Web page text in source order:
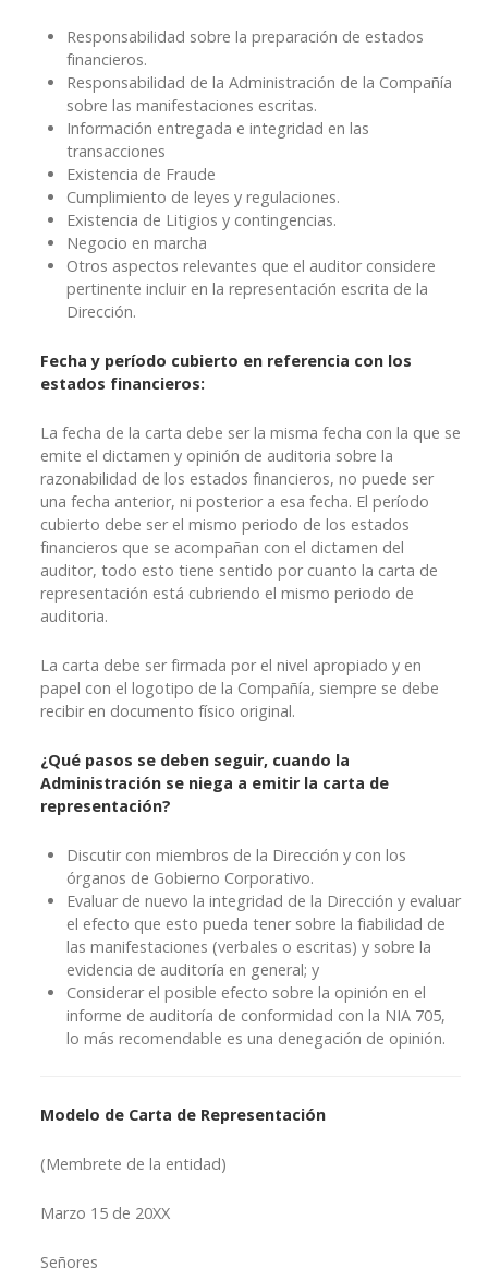
Responsabilidad sobre la preparación de estados
financieros.
Responsabilidad de la Administración de la Compañía
sobre las manifestaciones escritas.
Información entregada e integridad en las
transacciones
Existencia de Fraude
Cumplimiento de leyes y regulaciones.
Existencia de Litigios y contingencias.
Negocio en marcha
Otros aspectos relevantes que el auditor considere
pertinente incluir en la representación escrita de la
Dirección.
Fecha y período cubierto en referencia con los
estados financieros:
La fecha de la carta debe ser la misma fecha con la que se
emite el dictamen y opinión de auditoria sobre la
razonabilidad de los estados financieros, no puede ser
una fecha anterior, ni posterior a esa fecha. El período
cubierto debe ser el mismo periodo de los estados
financieros que se acompañan con el dictamen del
auditor, todo esto tiene sentido por cuanto la carta de
representación está cubriendo el mismo periodo de
auditoria.
La carta debe ser firmada por el nivel apropiado y en
papel con el logotipo de la Compañía, siempre se debe
recibir en documento físico original.
¿Qué pasos se deben seguir, cuando la
Administración se niega a emitir la carta de
representación?
Discutir con miembros de la Dirección y con los
órganos de Gobierno Corporativo.
Evaluar de nuevo la integridad de la Dirección y evaluar
el efecto que esto pueda tener sobre la fiabilidad de
las manifestaciones (verbales o escritas) y sobre la
evidencia de auditoría en general; y
Considerar el posible efecto sobre la opinión en el
informe de auditoría de conformidad con la NIA 705,
lo más recomendable es una denegación de opinión.
Modelo de Carta de Representación
(Membrete de la entidad)
Marzo 15 de 20XX
Señores